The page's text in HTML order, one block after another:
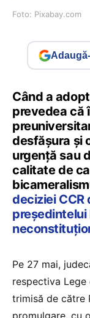
Foto: Pixabay.com
Când a
prevedea că
desfășura și
urgență sau
calitate de
deciziei CCR
președintelui
Pe 27 mai,
respectiva
trimisă de către